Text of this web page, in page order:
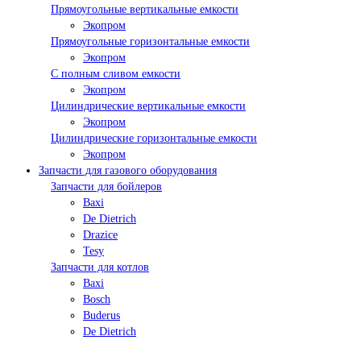
Прямоугольные вертикальные емкости
Экопром
Прямоугольные горизонтальные емкости
Экопром
С полным сливом емкости
Экопром
Цилиндрические вертикальные емкости
Экопром
Цилиндрические горизонтальные емкости
Экопром
Запчасти для газового оборудования
Запчасти для бойлеров
Baxi
De Dietrich
Drazice
Tesy
Запчасти для котлов
Baxi
Bosch
Buderus
De Dietrich